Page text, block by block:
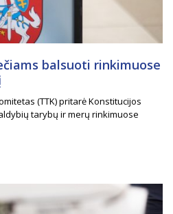
balsuoti rinkimuose
(TTK) pritarė Konstitucijos
tarybų ir merų rinkimuose